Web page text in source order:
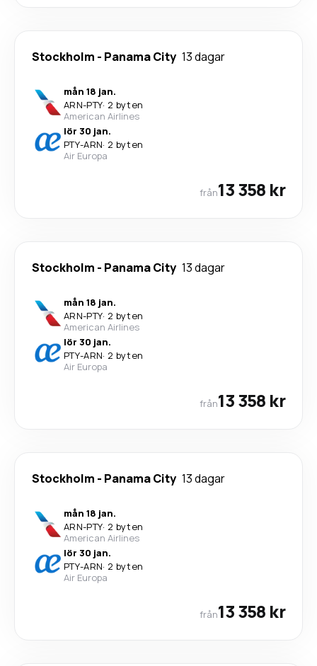
Stockholm - Panama City 13 dagar
mån 18 jan.
ARN-PTY· 2 byten
American Airlines
lör 30 jan.
PTY-ARN· 2 byten
Air Europa
från13 358 kr
Stockholm - Panama City 13 dagar
mån 18 jan.
ARN-PTY· 2 byten
American Airlines
lör 30 jan.
PTY-ARN· 2 byten
Air Europa
från13 358 kr
Stockholm - Panama City 13 dagar
mån 18 jan.
ARN-PTY· 2 byten
American Airlines
lör 30 jan.
PTY-ARN· 2 byten
Air Europa
från13 358 kr